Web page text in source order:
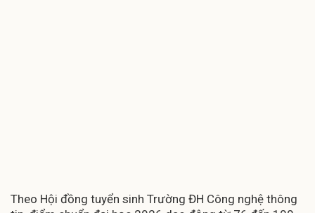
Theo Hội đồng tuyển sinh Trường ĐH Công nghệ thông